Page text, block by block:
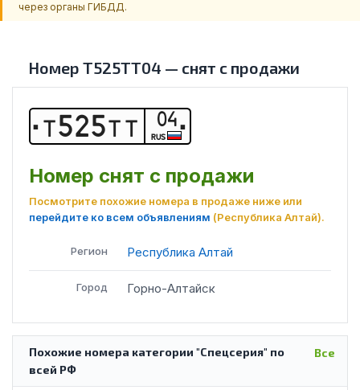
через органы ГИБДД.
Номер Т525ТТ04 — снят с продажи
Т525Т Т 04
RUS
Номер снят с продажи
Посмотрите похожие номера в продаже ниже или
перейдите ко всем объявлениям (Республика Алтай).
Регион Республика Алтай
Город Горно-Алтайск
Все
Похожие номера категории "Спецсерия" по
всей РФ